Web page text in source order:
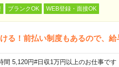
ブランクOK WEB登録・面接OK
る！前払い制度もあるので、給
5,120円#日収1万円以上のお仕事です